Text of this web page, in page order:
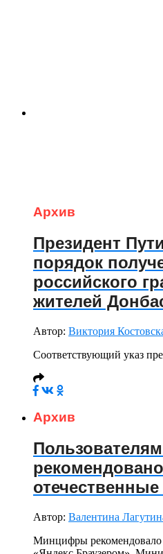
Архив
Президент
порядок
российского
жителей
Автор: Виктория
Соответствующий указ
Архив
Автор: Валентина
Минцифры рекомендовало